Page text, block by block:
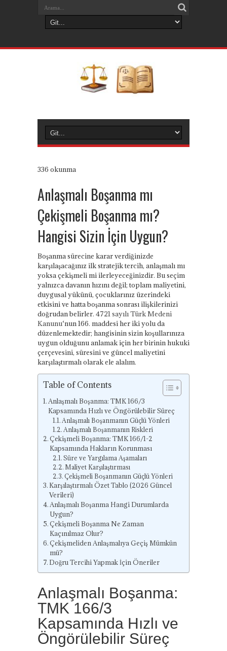
336 okunma
Anlaşmalı Boşanma mı
Çekişmeli Boşanma mı?
Hangisi Sizin İçin Uygun?
Boşanma sürecine karar verdiğinizde
karşılaşacağınız ilk stratejik tercih, anlaşmalı mı
yoksa çekişmeli mi ilerleyeceğinizdir. Bu seçim
yalnızca davanın hızını değil; toplam maliyetini,
duygusal yükünü, çocuklarınız üzerindeki
etkisini ve hatta boşanma sonrası ilişkilerinizi
doğrudan belirler. 4721 sayılı Türk Medeni
Kanunu‘nun 166. maddesi her iki yolu da
düzenlemektedir; hangisinin sizin koşullarınıza
uygun olduğunu anlamak için her birinin hukuki
çerçevesini, süresini ve güncel maliyetini
karşılaştırmalı olarak ele alalım.
Table of Contents
Anlaşmalı Boşanma: TMK 166/3
Kapsamında Hızlı ve Öngörülebilir Süreç
Anlaşmalı Boşanmanın Güçlü Yönleri
Anlaşmalı Boşanmanın Riskleri
Çekişmeli Boşanma: TMK 166/1-2
Kapsamında Hakların Korunması
Süre ve Yargılama Aşamaları
Maliyet Karşılaştırması
Çekişmeli Boşanmanın Güçlü Yönleri
Karşılaştırmalı Özet Tablo (2026 Güncel
Verileri)
Anlaşmalı Boşanma Hangi Durumlarda
Uygun?
Çekişmeli Boşanma Ne Zaman
Kaçınılmaz Olur?
Çekişmeliden Anlaşmalıya Geçiş Mümkün
mü?
Doğru Tercihi Yapmak İçin Öneriler
Anlaşmalı Boşanma:
TMK 166/3
Kapsamında Hızlı ve
Öngörülebilir Süreç